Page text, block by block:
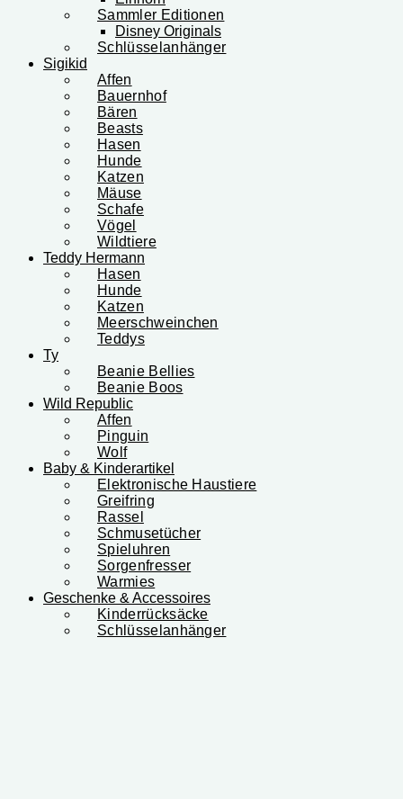
Sammler Editionen
Disney Originals
Schlüsselanhänger
Sigikid
Affen
Bauernhof
Bären
Beasts
Hasen
Hunde
Katzen
Mäuse
Schafe
Vögel
Wildtiere
Teddy Hermann
Hasen
Hunde
Katzen
Meerschweinchen
Teddys
Ty
Beanie Bellies
Beanie Boos
Wild Republic
Affen
Pinguin
Wolf
Baby & Kinderartikel
Elektronische Haustiere
Greifring
Rassel
Schmusetücher
Spieluhren
Sorgenfresser
Warmies
Geschenke & Accessoires
Kinderrücksäcke
Schlüsselanhänger